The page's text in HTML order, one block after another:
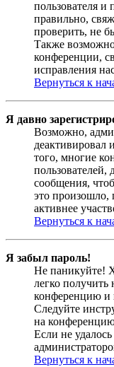
пользователя
правильно,
проверить, не
Также
конференции,
исправления
Вернуться к
Я давно
Возможно,
деактивировал
того, многие
пользователей,
сообщения,
это произошло,
активнее
Вернуться к
Я забыл пароль!
Не паникуйте!
легко
конференцию и
Следуйте
на
Если не
Вернуться к